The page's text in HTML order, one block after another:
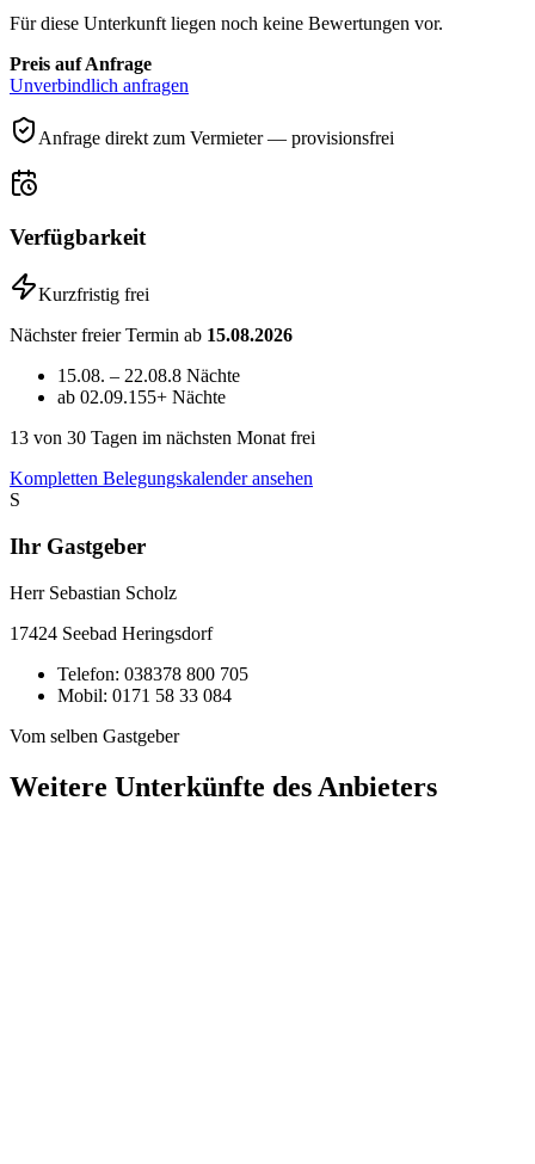
Für diese Unterkunft liegen noch keine Bewertungen vor.
Preis auf Anfrage
Unverbindlich anfragen
Anfrage direkt zum Vermieter — provisionsfrei
Verfügbarkeit
Kurzfristig frei
Nächster freier Termin ab 15.08.2026
15.08. – 22.08.8 Nächte
ab 02.09.155+ Nächte
13 von 30 Tagen im nächsten Monat frei
Kompletten Belegungskalender ansehen
S
Ihr Gastgeber
Herr Sebastian Scholz
17424 Seebad Heringsdorf
Telefon: 038378 800 705
Mobil: 0171 58 33 084
Vom selben Gastgeber
Weitere Unterkünfte des Anbieters